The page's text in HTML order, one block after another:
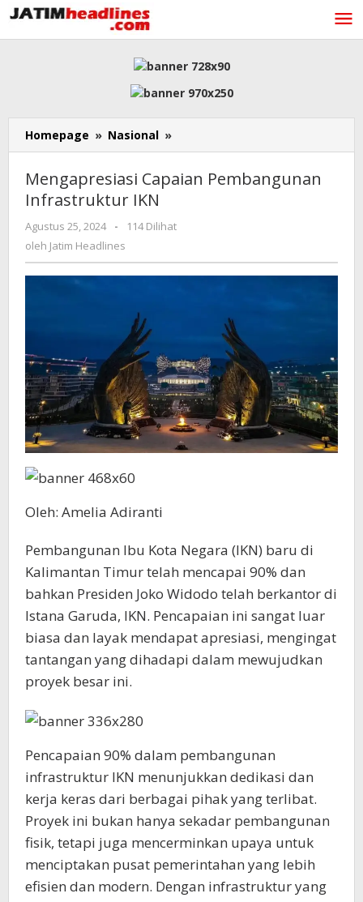
Lewati
ke
konten
Homepage » Nasional »
Capaian
Infrastruktur
Mengapresiasi Capaian Pembangunan
Infrastruktur IKN
Agustus 25, 2024
oleh
-
114 Dilihat
oleh Jatim Headlines
Oleh: Amelia Adiranti
Pembangunan Ibu Kota Negara (IKN) baru di
Kalimantan Timur telah mencapai 90% dan
bahkan Presiden Joko Widodo telah berkantor di
Istana Garuda, IKN. Pencapaian ini sangat luar
biasa dan layak mendapat apresiasi, mengingat
tantangan yang dihadapi dalam mewujudkan
proyek besar ini.
Pencapaian 90% dalam pembangunan
infrastruktur IKN menunjukkan dedikasi dan
kerja keras dari berbagai pihak yang terlibat.
Proyek ini bukan hanya sekadar pembangunan
fisik, tetapi juga mencerminkan upaya untuk
menciptakan pusat pemerintahan yang lebih
efisien dan modern. Dengan infrastruktur yang